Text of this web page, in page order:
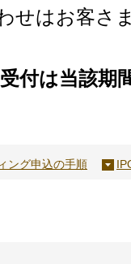
せはお客さ
付は当該期
ング申込の手順